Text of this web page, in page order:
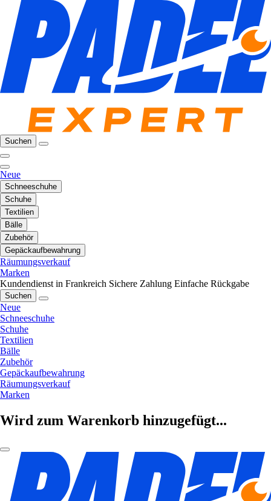
Suchen
Neue
Schneeschuhe
Schuhe
Textilien
Bälle
Zubehör
Gepäckaufbewahrung
Räumungsverkauf
Marken
Kundendienst in Frankreich Sichere Zahlung Einfache Rückgabe
Suchen
Neue
Schneeschuhe
Schuhe
Textilien
Bälle
Zubehör
Gepäckaufbewahrung
Räumungsverkauf
Marken
Wird zum Warenkorb hinzugefügt...